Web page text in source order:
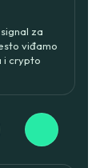
za
viđamo
i crypto